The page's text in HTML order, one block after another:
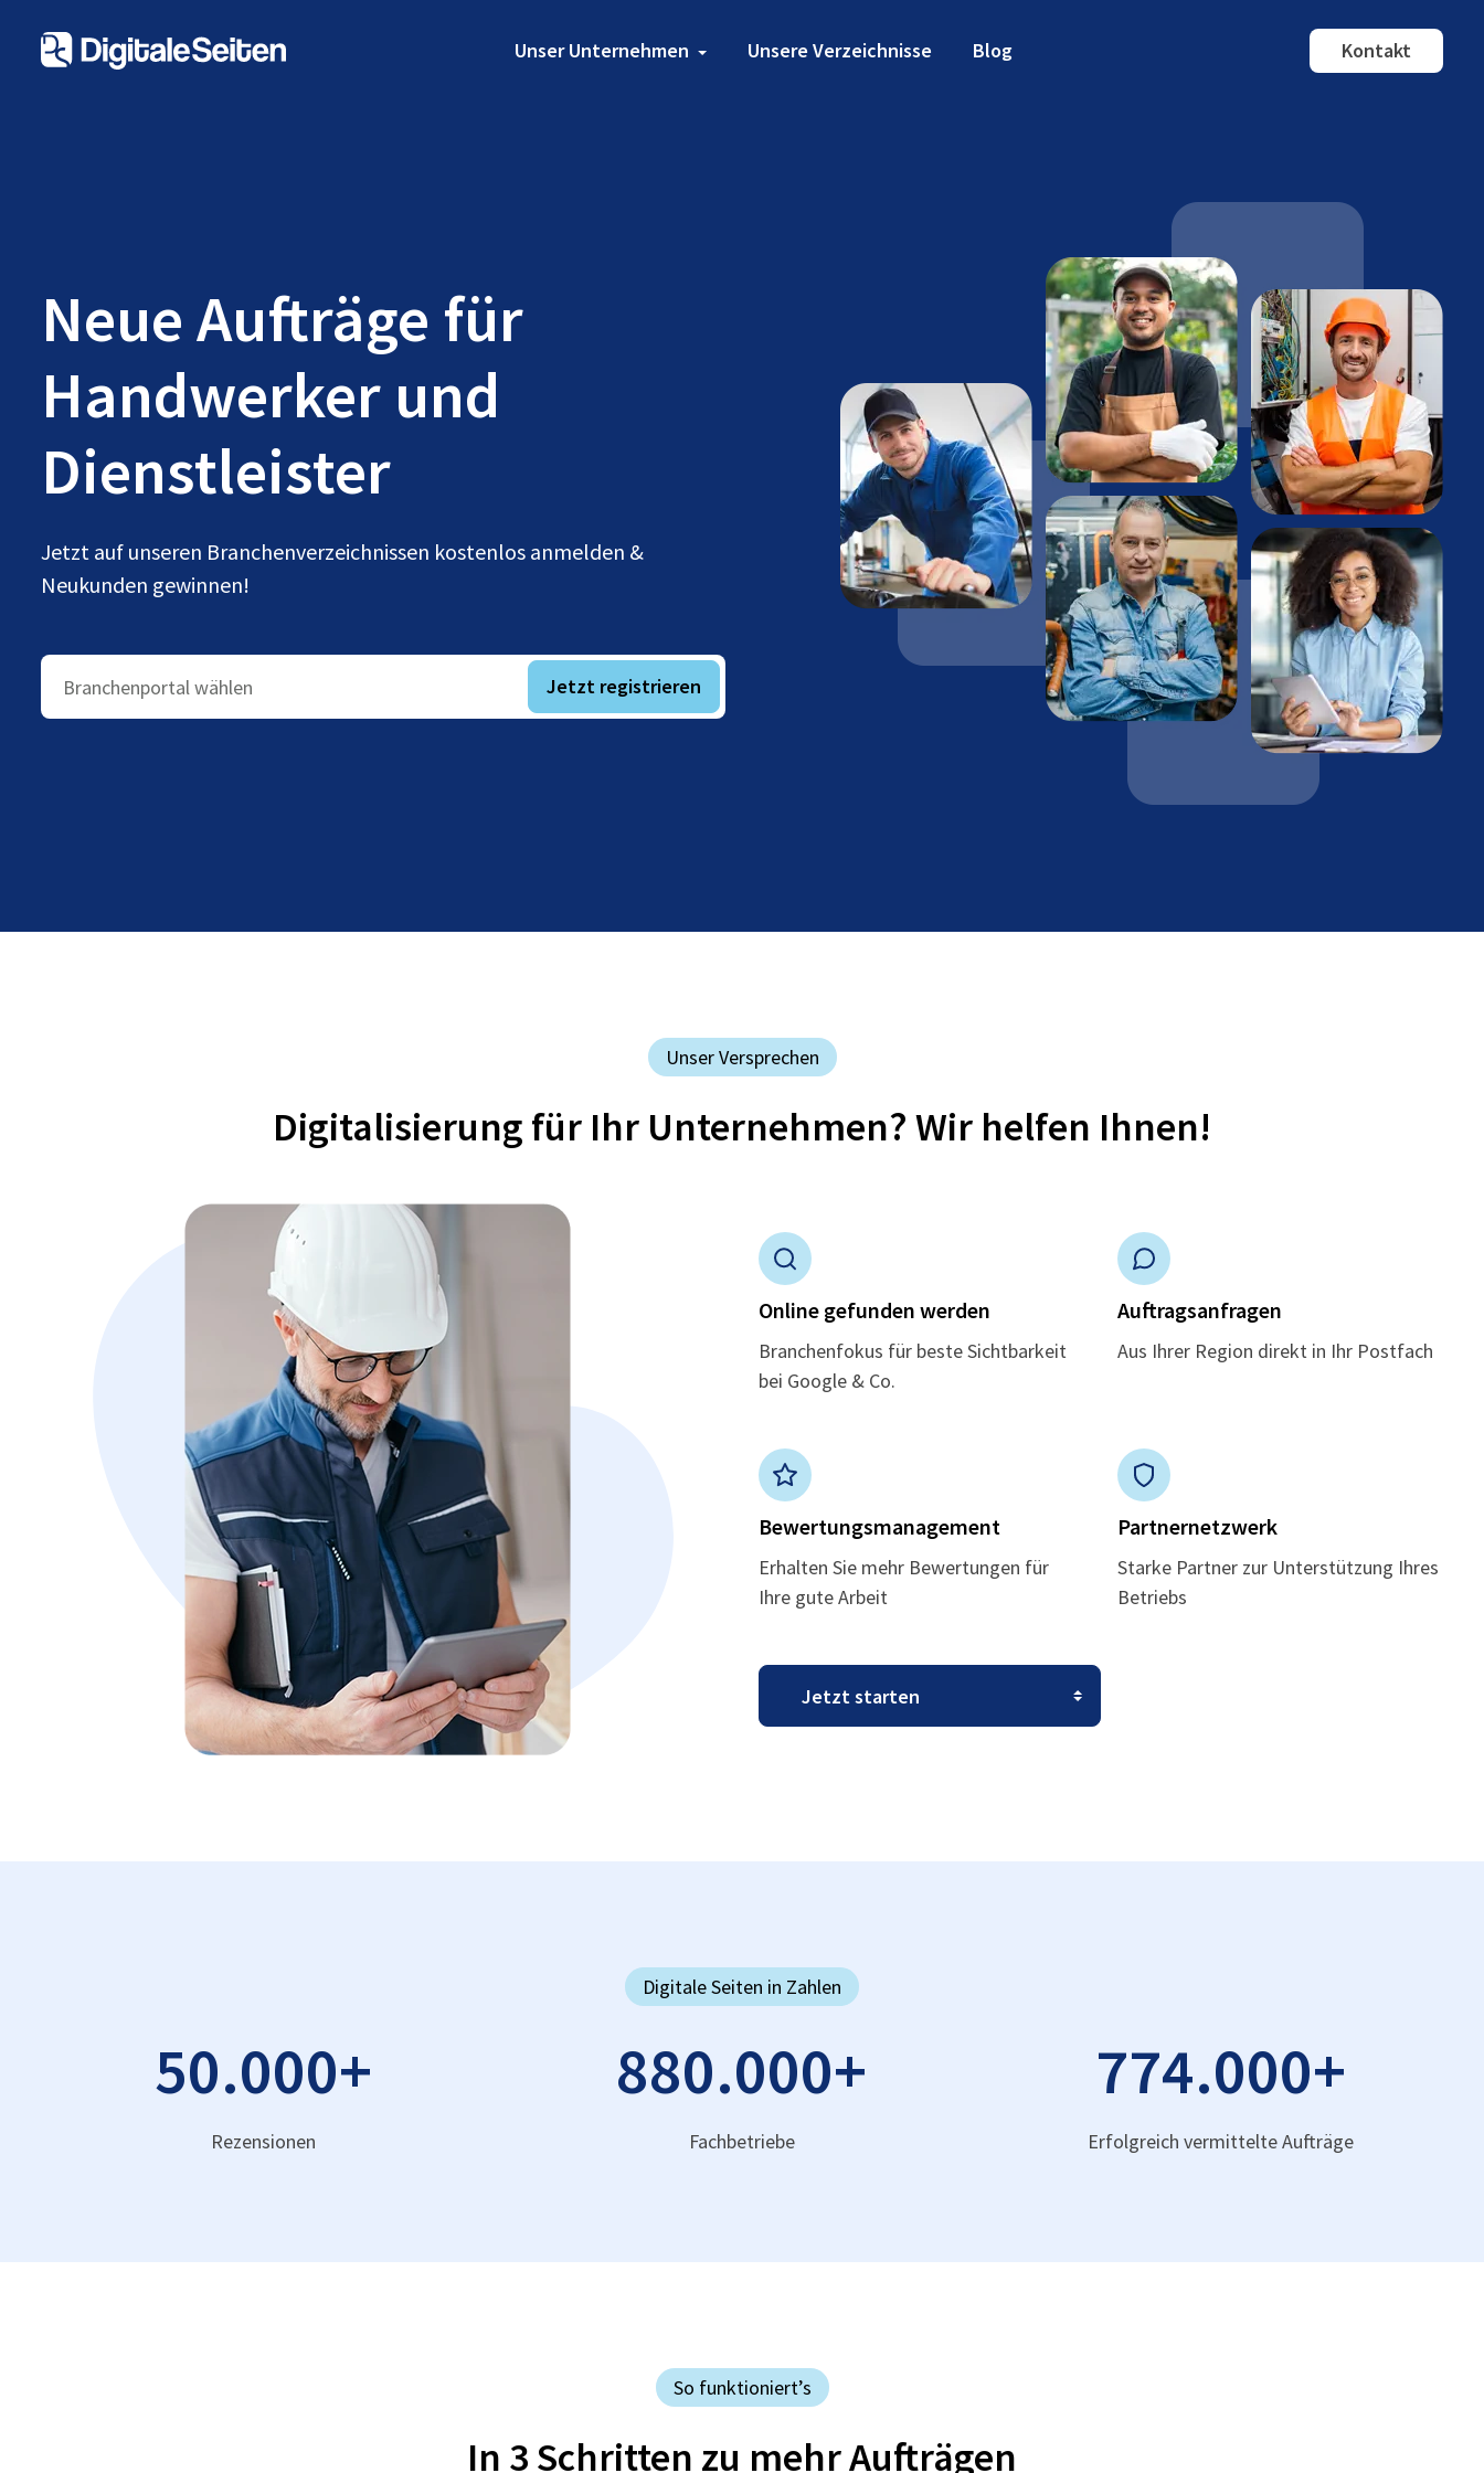
Unser Unternehmen Unsere Verzeichnisse Blog Kontakt
Neue Aufträge für
Handwerker und
Dienstleister
Jetzt auf unseren Branchenverzeichnissen kostenlos anmelden &
Neukunden gewinnen!
Branchenportal wählen Jetzt registrieren
Unser Versprechen
Digitalisierung für Ihr Unternehmen? Wir helfen Ihnen!
Online gefunden werden
Branchenfokus für beste Sichtbarkeit
bei Google & Co.
Auftragsanfragen
Aus Ihrer Region direkt in Ihr Postfach
Bewertungsmanagement
Erhalten Sie mehr Bewertungen für
Ihre gute Arbeit
Partnernetzwerk
Starke Partner zur Unterstützung Ihres
Betriebs
Digitale Seiten in Zahlen
50.000+
Rezensionen
880.000+
Fachbetriebe
774.000+
Erfolgreich vermittelte Aufträge
So funktioniert’s
In 3 Schritten zu mehr Aufträgen